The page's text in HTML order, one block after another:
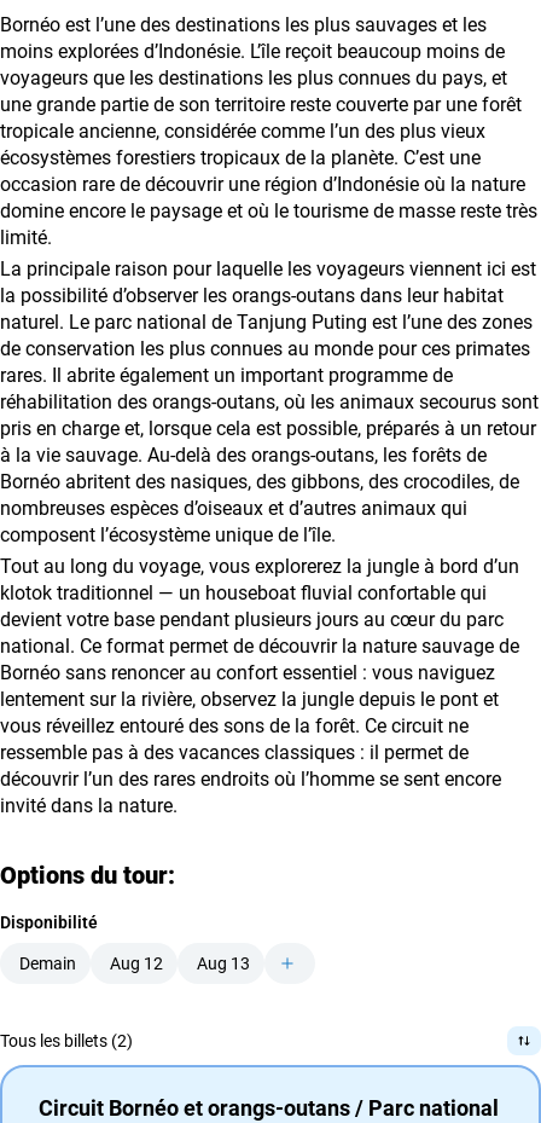
Coopération
avec
les
agences
de
voyage
Conditions
Bornéo est l’une des destinations les plus sauvages et les
moins explorées d’Indonésie. L’île reçoit beaucoup moins de
voyageurs que les destinations les plus connues du pays, et
une grande partie de son territoire reste couverte par une forêt
tropicale ancienne, considérée comme l’un des plus vieux
écosystèmes forestiers tropicaux de la planète. C’est une
occasion rare de découvrir une région d’Indonésie où la nature
domine encore le paysage et où le tourisme de masse reste très
limité.
La principale raison pour laquelle les voyageurs viennent ici est
la possibilité d’observer les orangs-outans dans leur habitat
naturel. Le parc national de Tanjung Puting est l’une des zones
de conservation les plus connues au monde pour ces primates
rares. Il abrite également un important programme de
réhabilitation des orangs-outans, où les animaux secourus sont
pris en charge et, lorsque cela est possible, préparés à un retour
à la vie sauvage. Au-delà des orangs-outans, les forêts de
Bornéo abritent des nasiques, des gibbons, des crocodiles, de
nombreuses espèces d’oiseaux et d’autres animaux qui
composent l’écosystème unique de l’île.
Tout au long du voyage, vous explorerez la jungle à bord d’un
klotok traditionnel — un houseboat fluvial confortable qui
devient votre base pendant plusieurs jours au cœur du parc
national. Ce format permet de découvrir la nature sauvage de
Bornéo sans renoncer au confort essentiel : vous naviguez
lentement sur la rivière, observez la jungle depuis le pont et
vous réveillez entouré des sons de la forêt. Ce circuit ne
ressemble pas à des vacances classiques : il permet de
découvrir l’un des rares endroits où l’homme se sent encore
invité dans la nature.
Options du tour:
Disponibilité
Demain Aug 12 Aug 13
Tous les billets (2)
Circuit Bornéo et orangs-outans / Parc national